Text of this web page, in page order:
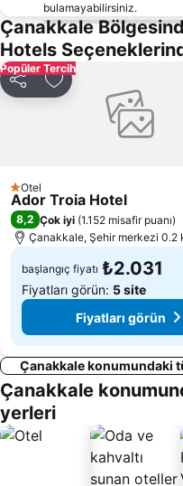
bulamayabilirsiniz.
Çanakkale
Hotels
Popüler Tercih
Paylaş Favorilerime ekle
1 Yıldız
Otel
Ador Troia Hotel
8,2 Çok iyi (1.152 misafir puanı)
Çanakkale, Şehir merkezi 0.2
başlangıç fiyatı ₺2.031
Fiyatları görün: 5 site
Fiyatları görün
Çanakkale konumundaki
Çanakkale
yerleri